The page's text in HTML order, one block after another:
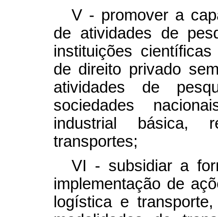
V - promover a
de atividades de
instituições
de direito privado
atividades de
sociedades
industrial básica,
transportes;
VI - subsidiar a
implementação de
logística e